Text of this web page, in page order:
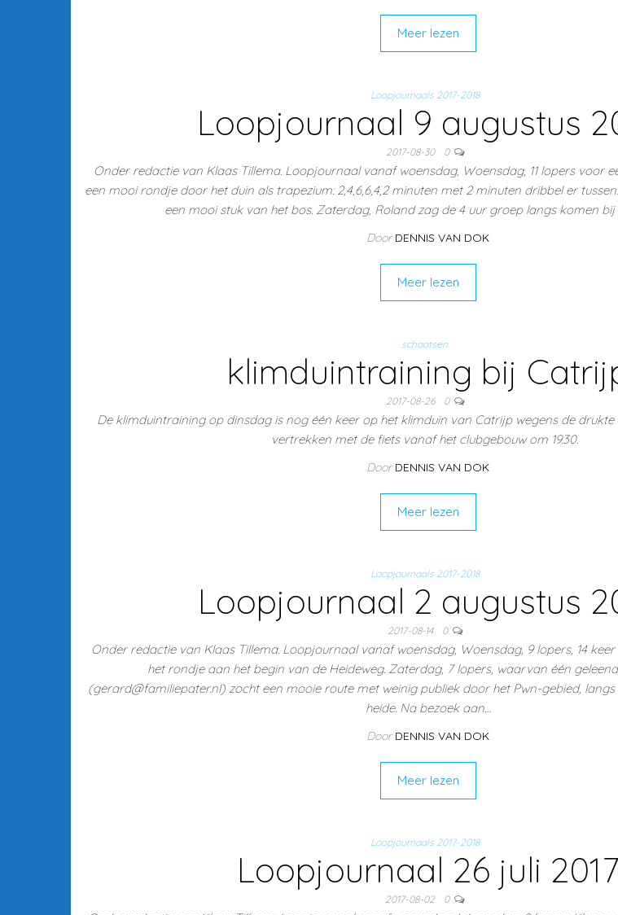
Meer lezen
Loopjournaals 2017-2018
Loopjournaal 9 augustus
2017-08-30 0
Onder redactie van Klaas Tillema. Loopjournaal vanaf woensdag, Woensdag, 11 lopers voor
een mooi rondje door het duin als trapezium: 2,4,6,6,4,2 minuten met 2 minuten dribbel er
een mooi stuk van het bos. Zaterdag, Roland zag de 4 uur groep langs komen bij
Door DENNIS VAN DOK
Meer lezen
schaatsen
klimduintraining bij
2017-08-26 0
De klimduintraining op dinsdag is nog één keer op het klimduin van Catrijp wegens de
vertrekken met de fiets vanaf het clubgebouw om 19.30.
Door DENNIS VAN DOK
Meer lezen
Loopjournaals 2017-2018
Loopjournaal 2 augustus
2017-08-14 0
Onder redactie van Klaas Tillema. Loopjournaal vanaf woensdag, Woensdag, 9 lopers, 14
het rondje aan het begin van de Heideweg. Zaterdag, 7 lopers, waarvan één
(gerard@familiepater.nl) zocht een mooie route met weinig publiek door het Pwn-gebied,
heide. Na bezoek aan…
Door DENNIS VAN DOK
Meer lezen
Loopjournaals 2017-2018
Loopjournaal 26 juli 2017
2017-08-02 0